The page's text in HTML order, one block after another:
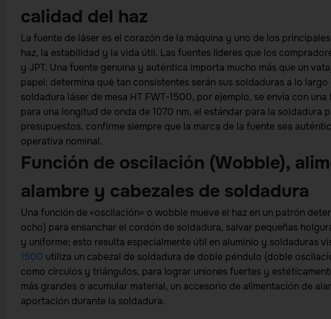
calidad del haz
La fuente de láser es el corazón de la máquina y uno de los
haz, la estabilidad y la vida útil. Las fuentes líderes que los
y JPT. Una fuente genuina y auténtica importa mucho más que un
papel: determina qué tan consistentes serán sus soldaduras a lo
soldadura láser de mesa HT FWT-1500, por ejemplo, se envía con
para una longitud de onda de 1070 nm, el estándar para la soldadura
presupuestos, confirme siempre que la marca de la fuente sea
operativa nominal.
Función de oscilación (Wobble),
alambre y cabezales de soldadura
Una función de «oscilación» o wobble mueve el haz en un patrón
ocho) para ensanchar el cordón de soldadura, salvar pequeñas
y uniforme; esto resulta especialmente útil en aluminio y soldaduras
1500 utiliza un cabezal de soldadura de doble péndulo (doble
como círculos y triángulos, para lograr uniones fuertes y
más grandes o acumular material, un accesorio de alimentación de
aportación durante la soldadura.